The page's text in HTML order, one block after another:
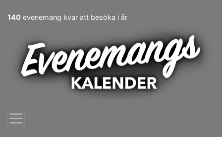
140 evenemang kvar att besöka i år